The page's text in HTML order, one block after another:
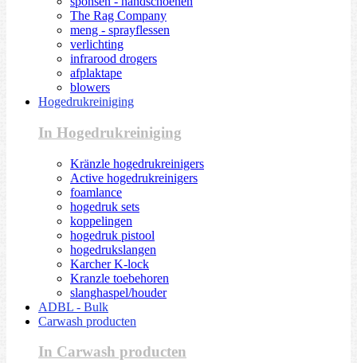
The Rag Company
meng - sprayflessen
verlichting
infrarood drogers
afplaktape
blowers
Hogedrukreiniging
In Hogedrukreiniging
Kränzle hogedrukreinigers
Active hogedrukreinigers
foamlance
hogedruk sets
koppelingen
hogedruk pistool
hogedrukslangen
Karcher K-lock
Kranzle toebehoren
slanghaspel/houder
ADBL - Bulk
Carwash producten
In Carwash producten